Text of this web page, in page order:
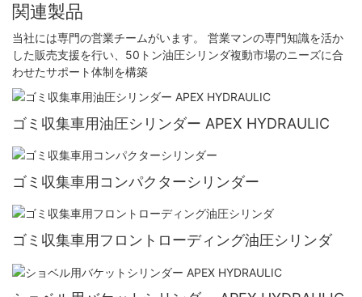
関連製品
当社には専門の営業チームがいます。 営業マンの専門知識を活か
した販売支援を行い、50トン油圧シリンダ複動市場のニーズに合
わせたサポート体制を構築
ゴミ収集車用油圧シリンダー APEX HYDRAULIC
ゴミ収集車用コンパクターシリンダー
ゴミ収集車用フロントローディング油圧シリンダ